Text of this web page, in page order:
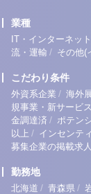
業種
IT・インターネッ
流・運輸 / その他(
こだわり条件
外資系企業 / 海外
規事業・新サービス
金調達済 / ポテン
以上 / インセンテ
募集企業の掲載求人
勤務地
北海道 / 青森県 /